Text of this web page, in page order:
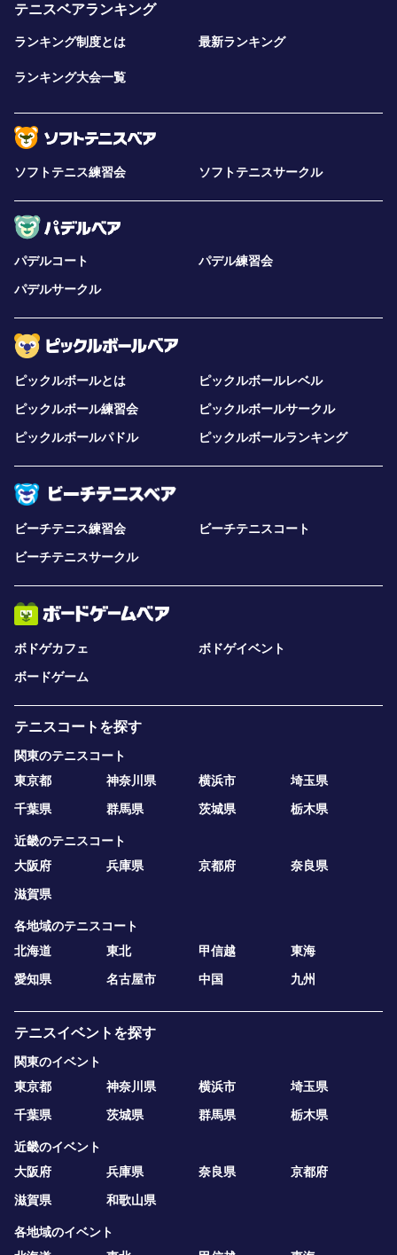
テニスベアランキング
ランキング制度とは 最新ランキング
ランキング大会一覧
ソフトテニス練習会 ソフトテニスサークル
パデルコート
パデル練習会
パデルサークル
ピックルボールとは
ピックルボールレベル
ピックルボール練習会
ピックルボールサークル
ピックルボールパドル
ピックルボールランキング
ビーチテニス練習会
ビーチテニスコート
ビーチテニスサークル
ボドゲカフェ
ボドゲイベント
ボードゲーム
テニスコートを探す
関東のテニスコート
東京都
神奈川県 横浜市
埼玉県
千葉県
群馬県 茨城県 栃木県
近畿のテニスコート
大阪府
兵庫県 京都府
奈良県
滋賀県
各地域のテニスコート
北海道
東北 甲信越
東海
愛知県
名古屋市 中国 九州
テニスイベントを探す
関東のイベント
東京都
神奈川県 横浜市
埼玉県
千葉県
茨城県 群馬県 栃木県
近畿のイベント
大阪府
兵庫県 奈良県
京都府
滋賀県
和歌山県
各地域のイベント